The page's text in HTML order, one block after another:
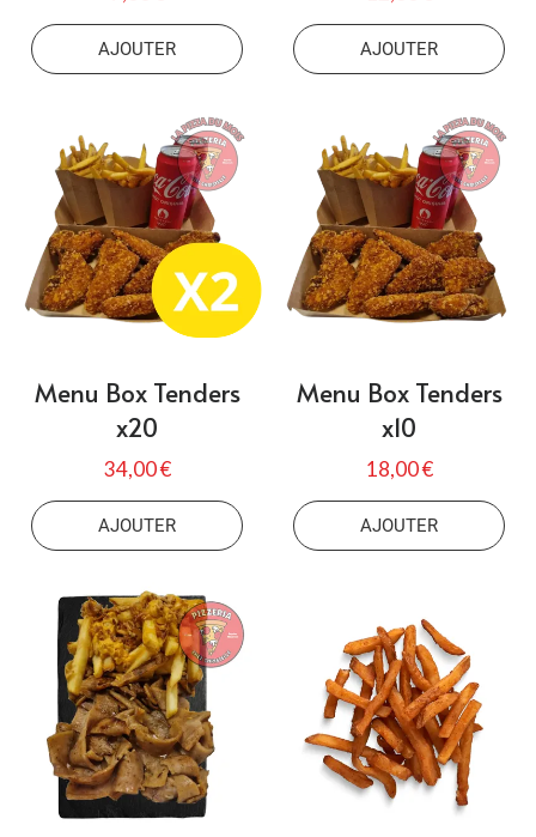
AJOUTER AJOUTER
Menu Box Tenders
x20
34,00 €
AJOUTER
Menu Box Tenders
x10
18,00 €
AJOUTER